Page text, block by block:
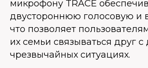
микрофону TRACE
двустороннюю голосовую и
что позволяет
их семьи связываться друг с
чрезвычайных ситуациях.